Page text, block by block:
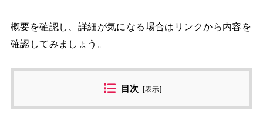
概要を確認し、詳細が気になる場合はリンクから内容を
確認してみましょう。
目次 [表示]